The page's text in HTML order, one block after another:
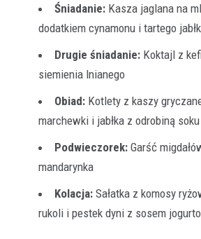
Śniadanie: Kasza jaglana na
dodatkiem cynamonu i tartego
Drugie śniadanie: Koktajl z
siemienia lnianego
Obiad: Kotlety z kaszy
marchewki i jabłka z odrobiną
Podwieczorek: Garść
mandarynka
Kolacja: Sałatka z komosy
rukoli i pestek dyni z sosem